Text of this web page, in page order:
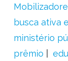
busca ativa
ministério
prêmio